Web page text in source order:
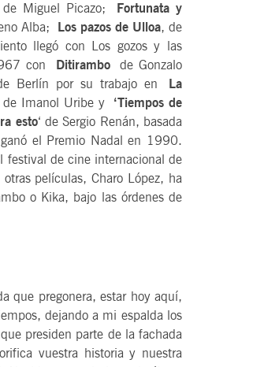
Miguel Picazo; Fortunata y
Alba; Los pazos de Ulloa, de
llegó con Los gozos y las
con Ditirambo de Gonzalo
Berlín por su trabajo en La
de Imanol Uribe y ‘Tiempos de
esto‘ de Sergio Renán, basada
el Premio Nadal en 1990.
festival de cine internacional de
películas, Charo López, ha
o Kika, bajo las órdenes de
pregonera, estar hoy aquí,
dejando a mi espalda los
presiden parte de la fachada
vuestra historia y nuestra
14 Edición LAS NOTAS DEL VINO.
“Syrah Jazz”
21:00